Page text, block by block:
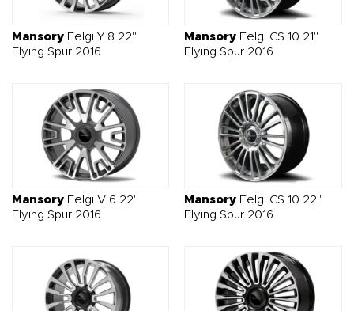
OFERTA ZOSTAŃ PARTNEREM
Mansory Felgi Y.8 22"
Flying Spur 2016
Mansory Felgi CS.10 21"
Flying Spur 2016
Mansory Felgi V.6 22"
Flying Spur 2016
Mansory Felgi CS.10 22"
Flying Spur 2016